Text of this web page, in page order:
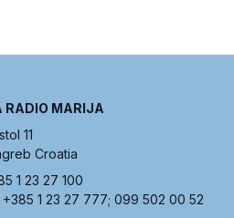
RADIO MARIJA
11
Croatia
1 23 27 100
+385 1 23 27 777; 099 502 00 52